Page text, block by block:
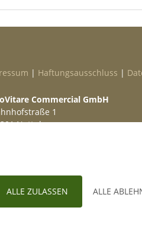
| Haftungsausschluss |
Commercial GmbH
1
Nottuln
ALLE ZULASSEN ALLE